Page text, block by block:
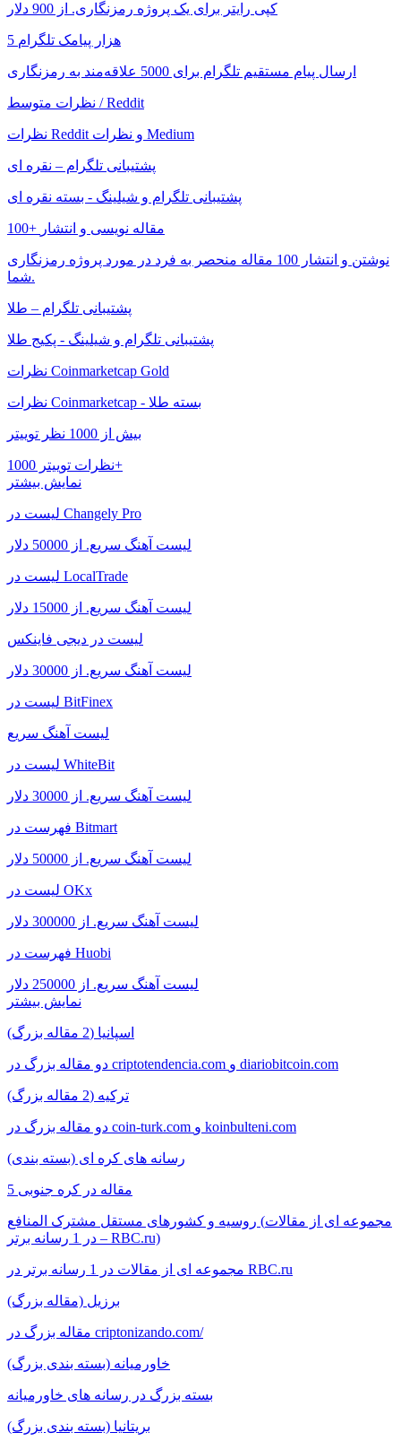
کپی رایتر برای یک پروژه رمزنگاری. از 900 دلار
5 هزار پیامک تلگرام
ارسال پیام مستقیم تلگرام برای 5000 علاقه‌مند به رمزنگاری
نظرات متوسط ​​/ Reddit
نظرات Reddit و نظرات Medium
پشتیبانی تلگرام – نقره ای
پشتیبانی تلگرام و شیلینگ - بسته نقره ای
100+ مقاله نویسی و انتشار
نوشتن و انتشار 100 مقاله منحصر به فرد در مورد پروژه رمزنگاری
شما.
پشتیبانی تلگرام – طلا
پشتیبانی تلگرام و شیلینگ - پکیج طلا
نظرات Coinmarketcap Gold
نظرات Coinmarketcap - بسته طلا
بیش از 1000 نظر توییتر
نظرات توییتر 1000+
نمایش بیشتر
لیست در Changely Pro
لیست آهنگ سریع. از 50000 دلار
لیست در LocalTrade
لیست آهنگ سریع. از 15000 دلار
لیست در دیجی فاینکس
لیست آهنگ سریع. از 30000 دلار
لیست در BitFinex
لیست آهنگ سریع
لیست در WhiteBit
لیست آهنگ سریع. از 30000 دلار
فهرست در Bitmart
لیست آهنگ سریع. از 50000 دلار
لیست در OKx
لیست آهنگ سریع. از 300000 دلار
فهرست در Huobi
لیست آهنگ سریع. از 250000 دلار
نمایش بیشتر
اسپانیا (2 مقاله بزرگ)
دو مقاله بزرگ در criptotendencia.com و diariobitcoin.com
ترکیه (2 مقاله بزرگ)
دو مقاله بزرگ در coin-turk.com و koinbulteni.com
رسانه های کره ای (بسته بندی)
5 مقاله در کره جنوبی
روسیه و کشورهای مستقل مشترک المنافع (مجموعه ای از مقالات
در 1 رسانه برتر – RBC.ru)
مجموعه ای از مقالات در 1 رسانه برتر در RBC.ru
برزیل (مقاله بزرگ)
مقاله بزرگ در criptonizando.com/
خاورمیانه (بسته بندی بزرگ)
بسته بزرگ در رسانه های خاورمیانه
بریتانیا (بسته بندی بزرگ)